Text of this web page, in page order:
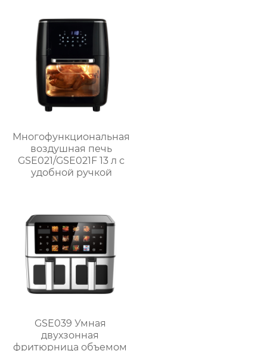
из нержавеющей
стали для домашнего
использования
Многофункциональная
воздушная печь
GSE021/GSE021F 13 л с
удобной ручкой
GSE039 Умная
двухзонная
фритюрница объемом